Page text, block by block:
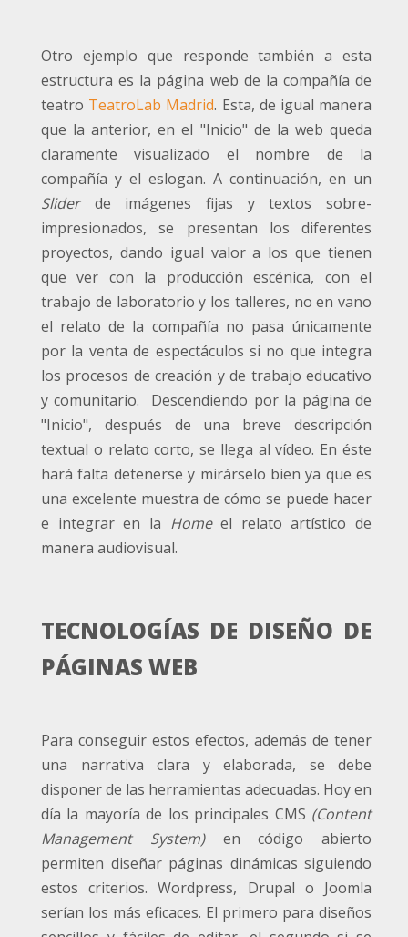
Otro ejemplo que responde también a esta
estructura es la página web de la compañía de
teatro TeatroLab Madrid. Esta, de igual manera
que la anterior, en el "Inicio" de la web queda
claramente visualizado el nombre de la
compañía y el eslogan. A continuación, en un
Sliderde imágenes fijas y textos sobre-
impresionados, se presentan los diferentes
proyectos, dando igual valor a los que tienen
que ver con la producción escénica, con el
trabajo de laboratorio y los talleres, no en vano
el relato de la compañía no pasa únicamente
por la venta de espectáculos si no que integra
los procesos de creación y de trabajo educativo
y comunitario. Descendiendo por la página de
"Inicio", después de una breve descripción
textual o relato corto, se llega al vídeo. En éste
hará falta detenerse y mirárselo bien ya que es
una excelente muestra de cómo se puede hacer
e integrar en la Homeel relato artístico de
manera audiovisual.
TECNOLOGÍAS DE DISEÑO DE
PÁGINAS WEB
Para conseguir estos efectos, además de tener
una narrativa clara y elaborada, se debe
disponer de las herramientas adecuadas. Hoy en
día la mayoría de los principales CMS (Content
Management System)en código abierto
permiten diseñar páginas dinámicas siguiendo
estos criterios. Wordpress, Drupal o Joomla
serían los más eficaces. El primero para diseños